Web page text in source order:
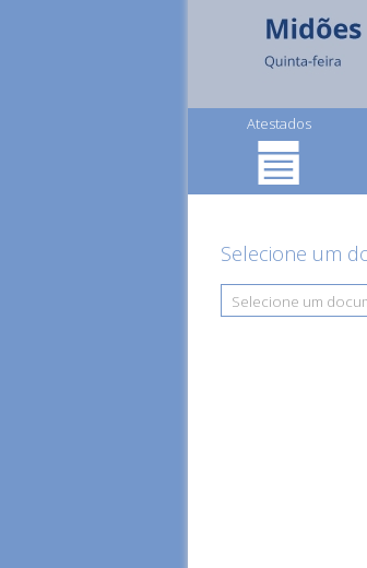
Atestados
Selecione um